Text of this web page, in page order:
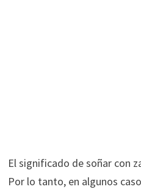
El significado de soñar con
Por lo tanto, en algunos